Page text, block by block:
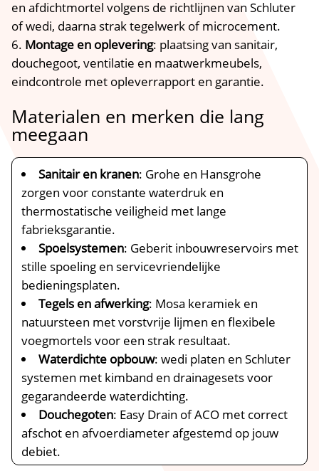
en afdichtmortel volgens de richtlijnen van Schluter
of wedi, daarna strak tegelwerk of microcement.​
Montage en oplevering: plaatsing van sanitair,
douchegoot, ventilatie en maatwerkmeubels,
eindcontrole met opleverrapport en garantie.​
Materialen en merken die lang
meegaan
Sanitair en kranen: Grohe en Hansgrohe
zorgen voor constante waterdruk en
thermostatische veiligheid met lange
fabrieksgarantie.​
Spoelsystemen: Geberit inbouwreservoirs met
stille spoeling en servicevriendelijke
bedieningsplaten.​
Tegels en afwerking: Mosa keramiek en
natuursteen met vorstvrije lijmen en flexibele
voegmortels voor een strak resultaat.​
Waterdichte opbouw: wedi platen en Schluter
systemen met kimband en drainagesets voor
gegarandeerde waterdichting.​
Douchegoten: Easy Drain of ACO met correct
afschot en afvoerdiameter afgestemd op jouw
debiet.​